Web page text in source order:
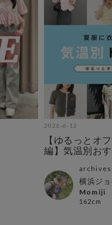
2026-6-12
【ゆるっとオ
編】気温別お
archives
横浜ジ
Momiji
162cm